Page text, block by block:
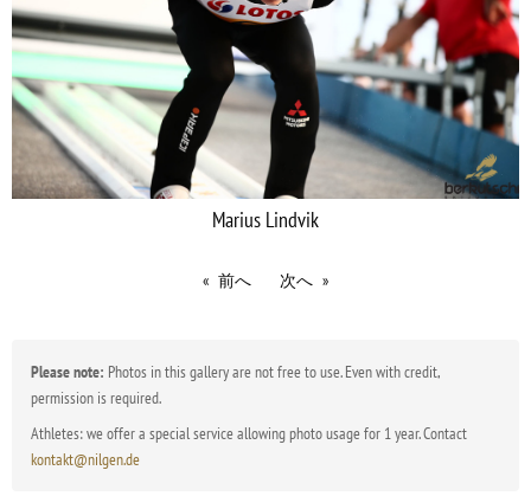
Marius Lindvik
前へ 次へ
Please note: Photos in this gallery are not free to use. Even with credit,
permission is required.
Athletes: we offer a special service allowing photo usage for 1 year. Contact
kontakt@nilgen.de